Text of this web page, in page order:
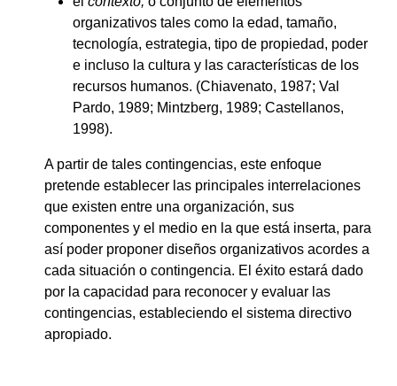
organizativos tales como la edad, tamaño,
tecnología, estrategia, tipo de propiedad, poder
e incluso la cultura y las características de los
recursos humanos. (Chiavenato, 1987; Val
Pardo, 1989; Mintzberg, 1989; Castellanos,
1998).
A partir de tales contingencias, este enfoque
pretende establecer las principales interrelaciones
que existen entre una organización, sus
componentes y el medio en la que está inserta, para
así poder proponer diseños organizativos acordes a
cada situación o contingencia. El éxito estará dado
por la capacidad para reconocer y evaluar las
contingencias, estableciendo el sistema directivo
apropiado.